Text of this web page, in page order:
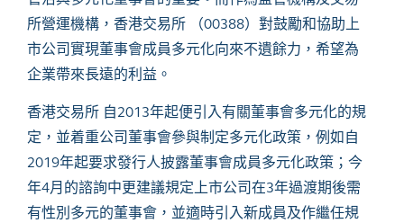
所營運機構，香港交易所 （00388）對鼓勵和協助上
市公司實現董事會成員多元化向來不遺餘力，希望為
企業帶來長遠的利益。
香港交易所 自2013年起便引入有關董事會多元化的規
定，並着重公司董事會參與制定多元化政策，例如自
2019年起要求發行人披露董事會成員多元化政策；今
年4月的諮詢中更建議規定上市公司在3年過渡期後需
有性別多元的董事會，並適時引入新成員及作繼任規